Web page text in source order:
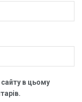
в цьому